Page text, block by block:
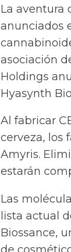
La aventura
anunciados
asociación
Holdings
Hyasynth
Al fabricar
cerveza, los
Amyris.
estarán
Las
lista actual
Biossance,
de